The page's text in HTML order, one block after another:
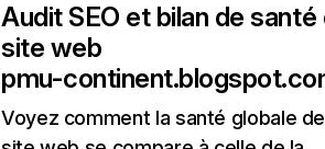
Audit SEO et bilan de santé
site web
pmu-
Voyez comment la santé globale